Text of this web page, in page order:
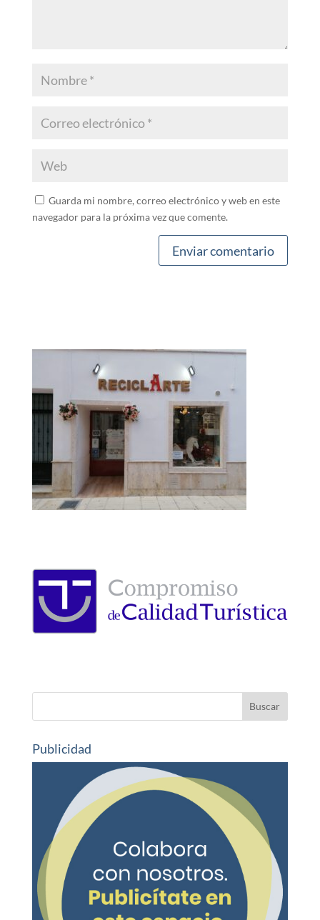
Guarda mi nombre, correo electrónico y web en este
navegador para la próxima vez que comente.
Publicidad